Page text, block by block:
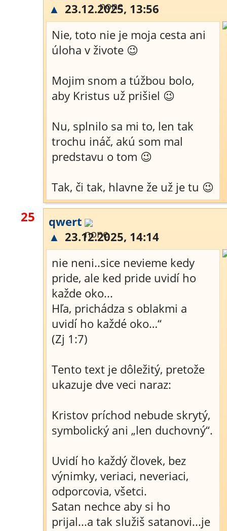
▲ 23.12.2025, 13:56
Nie, toto nie je moja cesta ani
úloha v živote 😉
Mojim snom a túžbou bolo,
aby Kristus už prišiel 😉
Nu, splnilo sa mi to, len tak
trochu ináč, akú som mal
predstavu o tom 😉
Tak, či tak, hlavne že už je tu 😉
25
qwert
▲ 23.12.2025, 14:14
nie neni..sice nevieme kedy
pride, ale ked pride uvidí ho
každe oko...
Hľa, prichádza s oblakmi a
uvidí ho každé oko…“
(Zj 1:7)
Tento text je dôležitý, pretože
ukazuje dve veci naraz:
Kristov príchod nebude skrytý,
symbolický ani „len duchovný“.
Uvidí ho každý človek, bez
výnimky, veriaci, neveriaci,
odporcovia, všetci.
Satan nechce aby si ho
prijal...a tak služiš satanovi...je